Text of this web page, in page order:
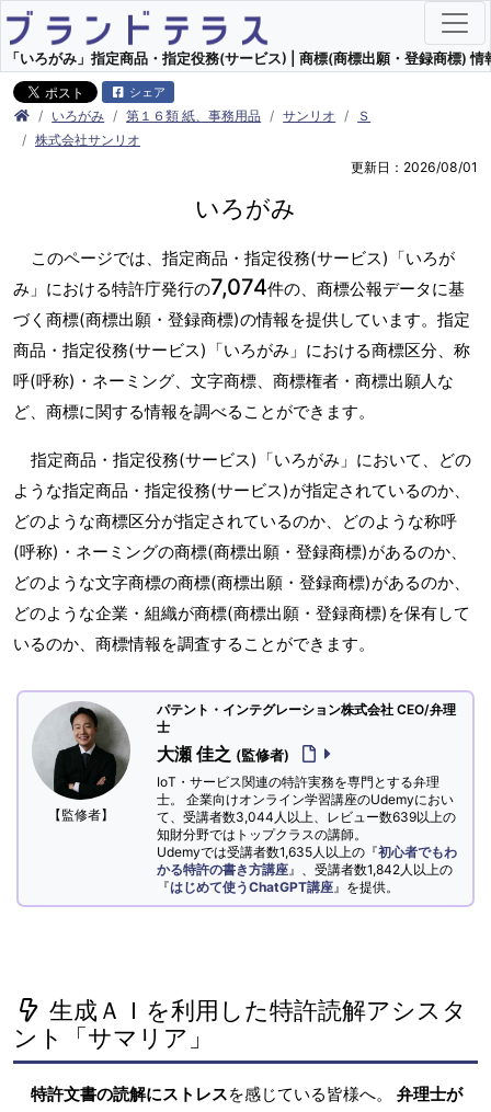
「いろがみ」指定商品・指定役務(サービス) | 商標(商標出願・登録商標) 情
シェア
いろがみ 第１６類 紙、事務用品 サンリオ
Ｓ
株式会社サンリオ
更新日：2026/08/01
いろがみ
このページでは、指定商品・指定役務(サービス)「いろが
み」における特許庁発行の7,074件の、商標公報データに基
づく商標(商標出願・登録商標)の情報を提供しています。指定
商品・指定役務(サービス)「いろがみ」における商標区分、称
呼(呼称)・ネーミング、文字商標、商標権者・商標出願人な
ど、商標に関する情報を調べることができます。
指定商品・指定役務(サービス)「いろがみ」において、どの
ような指定商品・指定役務(サービス)が指定されているのか、
どのような商標区分が指定されているのか、どのような称呼
(呼称)・ネーミングの商標(商標出願・登録商標)があるのか、
どのような文字商標の商標(商標出願・登録商標)があるのか、
どのような企業・組織が商標(商標出願・登録商標)を保有して
いるのか、商標情報を調査することができます。
【監修者】
パテント・インテグレーション株式会社 CEO/弁理
士
大瀬 佳之 (監修者)
IoT・サービス関連の特許実務を専門とする弁理
士。 企業向けオンライン学習講座のUdemyにおい
て、受講者数3,044人以上、レビュー数639以上の
知財分野ではトップクラスの講師。
Udemyでは受講者数1,635人以上の『初心者でもわ
かる特許の書き方講座 』、受講者数1,842人以上の
『はじめて使うChatGPT講座 』を提供。
生成ＡＩを利用した特許読解アシスタ
ント「サマリア」
特許文書の読解にストレスを感じている皆様へ。 弁理士が